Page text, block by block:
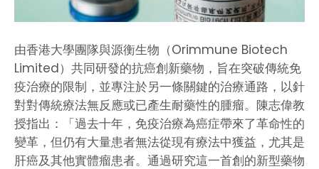
由香港大學團隊與源衡生物（Orimmune Biotech
Limited）共同研發的抗癌創新藥物，旨在突破傳統免
疫治療的限制，並專注於另一條關鍵的治療通路，以針
對對傳統療法無反應或已產生耐藥性的腫瘤。陳志偉教
授指出：「過去十年，免疫治療為癌症帶來了革命性的
變革，但仍有大量患者無法從現有療法中獲益，尤其是
肝癌及其他實體瘤患者。通過研究這一首創的新型藥物